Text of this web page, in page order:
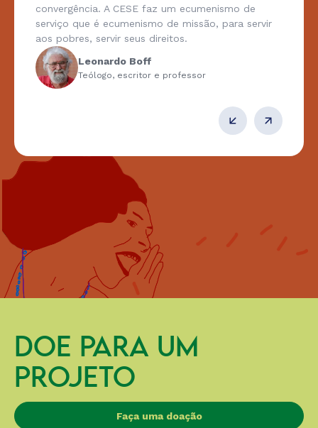
convergência. A CESE faz um ecumenismo de
serviço que é ecumenismo de missão, para servir
aos pobres, servir seus direitos.
Leonardo Boff
Teólogo, escritor e professor
DOE PARA UM
PROJETO
Faça uma doação